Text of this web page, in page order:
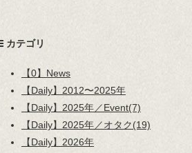
カテゴリ
【0】News
【Daily】2012〜2025年
【Daily】2025年／Event(7)
【Daily】2025年／オタク(19)
【Daily】2026年